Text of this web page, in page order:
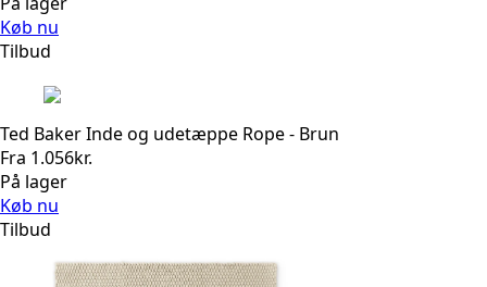
Køb nu
Tilbud
Ted Baker Inde og udetæppe Rope - Brun
Fra 1.056kr.
På lager
Køb nu
Tilbud